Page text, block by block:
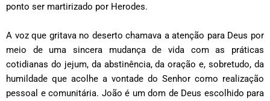
ponto ser martirizado por Herodes.
A voz que gritava no deserto chamava a atenção para Deus por
meio de uma sincera mudança de vida com as práticas
cotidianas do jejum, da abstinência, da oração e, sobretudo, da
humildade que acolhe a vontade do Senhor como realização
pessoal e comunitária. João é um dom de Deus escolhido para